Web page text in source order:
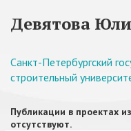
Девятова
Санкт-Петербургский
строительный
Публикации в проектах
отсутствуют.